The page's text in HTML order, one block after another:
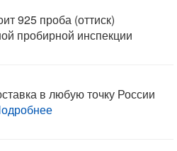
925 проба (оттиск)
пробирной инспекции
в любую точку России